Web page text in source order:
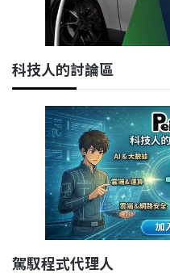
科技人的討論區
駕馭程式代理人